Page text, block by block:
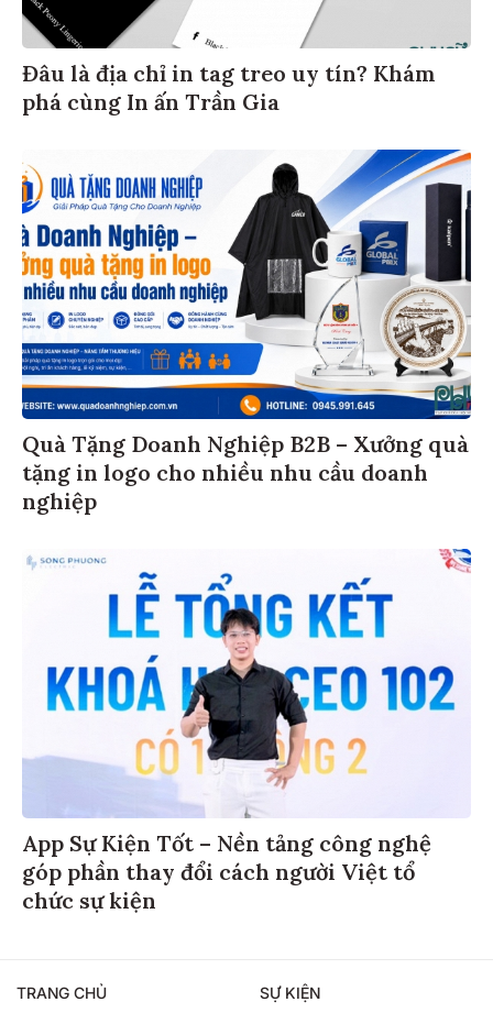
Đâu là địa chỉ in tag treo uy tín? Khám
phá cùng In ấn Trần Gia
Quà Tặng Doanh Nghiệp B2B – Xưởng quà
tặng in logo cho nhiều nhu cầu doanh
nghiệp
App Sự Kiện Tốt – Nền tảng công nghệ
góp phần thay đổi cách người Việt tổ
chức sự kiện
TRANG CHỦ SỰ KIỆN